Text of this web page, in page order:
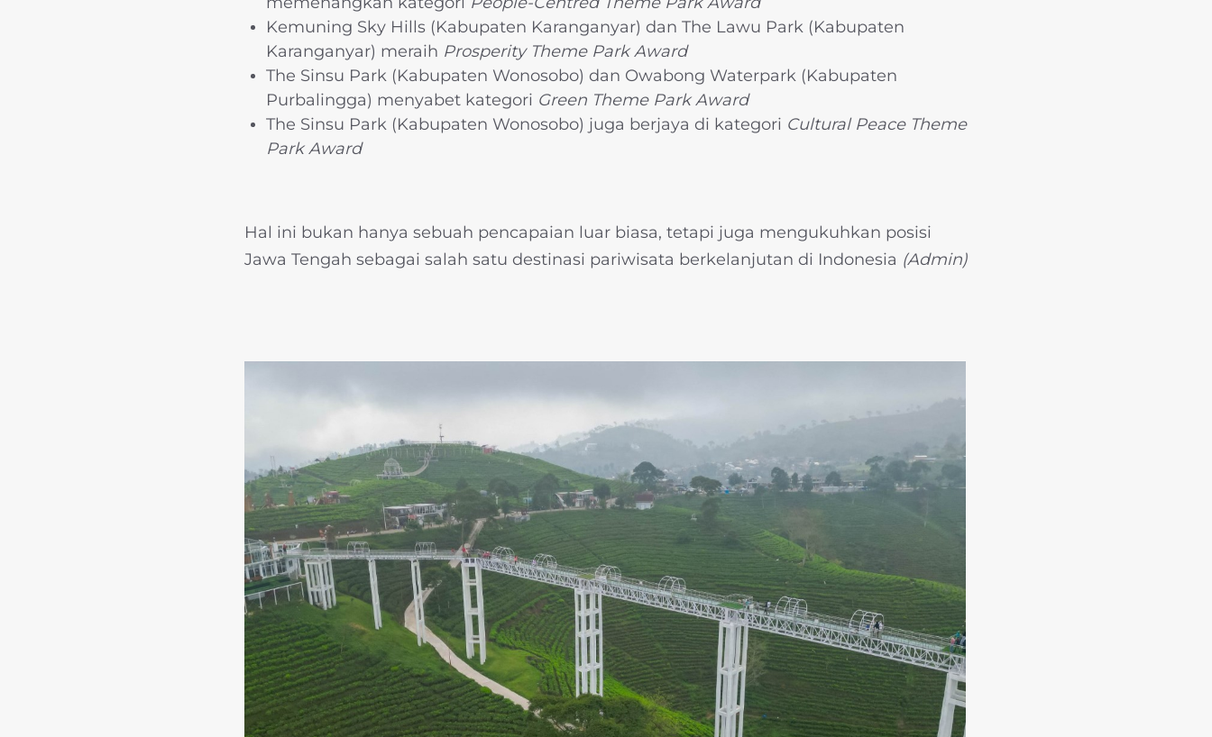
Kemuning Sky Hills (Kabupaten Karanganyar) dan The Lawu Park (Kabupaten
Karanganyar) meraih Prosperity Theme Park Award
The Sinsu Park (Kabupaten Wonosobo) dan Owabong Waterpark (Kabupaten
Purbalingga) menyabet kategori Green Theme Park Award
The Sinsu Park (Kabupaten Wonosobo) juga berjaya di kategori Cultural Peace Theme
Park Award
Hal ini bukan hanya sebuah pencapaian luar biasa, tetapi juga mengukuhkan posisi
Jawa Tengah sebagai salah satu destinasi pariwisata berkelanjutan di Indonesia (Admin)